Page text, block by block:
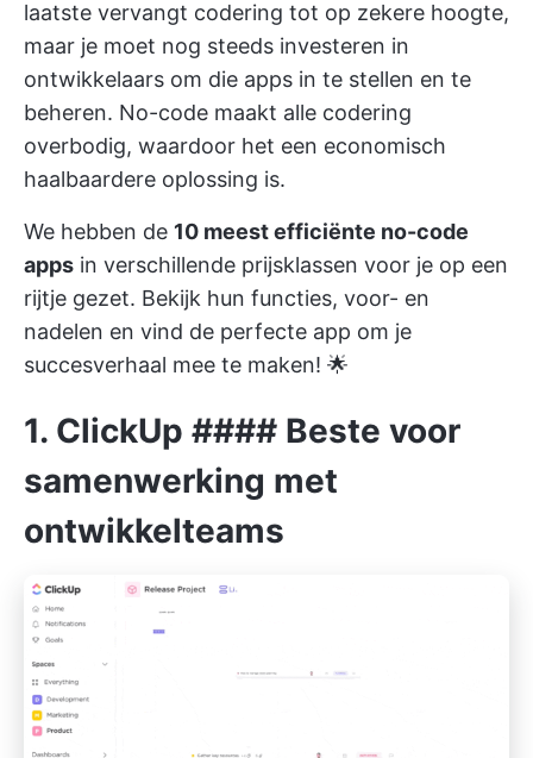
laatste vervangt codering tot op zekere hoogte,
maar je moet nog steeds investeren in
ontwikkelaars om die apps in te stellen en te
beheren. No-code maakt alle codering
overbodig, waardoor het een economisch
haalbaardere oplossing is.
We hebben de 10 meest efficiënte no-code
apps in verschillende prijsklassen voor je op een
rijtje gezet. Bekijk hun functies, voor- en
nadelen en vind de perfecte app om je
succesverhaal mee te maken! 🌟
1. ClickUp #### Beste voor
samenwerking met
ontwikkelteams